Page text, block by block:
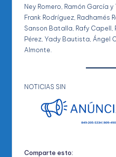
Ney Romero, Ramón García
Frank Rodríguez, Radhamés
Sanson Batalla, Rafy
Pérez, Yady Bautista, Ángel
Almonte.
NOTICIAS SIN
Comparte esto: